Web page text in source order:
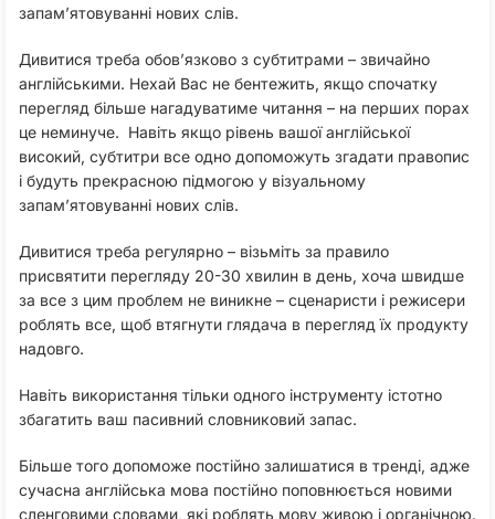
запам’ятовуванні нових слів.
Дивитися треба обов’язково з субтитрами – звичайно
англійськими. Нехай Вас не бентежить, якщо спочатку
перегляд більше нагадуватиме читання – на перших порах
це неминуче. Навіть якщо рівень вашої англійської
високий, субтитри все одно допоможуть згадати правопис
і будуть прекрасною підмогою у візуальному
запам’ятовуванні нових слів.
Дивитися треба регулярно – візьміть за правило
присвятити перегляду 20-30 хвилин в день, хоча швидше
за все з цим проблем не виникне – сценаристи і режисери
роблять все, щоб втягнути глядача в перегляд їх продукту
надовго.
Навіть використання тільки одного інструменту істотно
збагатить ваш пасивний словниковий запас.
Більше того допоможе постійно залишатися в тренді, адже
сучасна англійська мова постійно поповнюється новими
сленговими словами, які роблять мову живою і органічною.